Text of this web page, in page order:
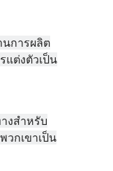
นการผลิต
ต่งตัวเป็น
งสําหรับ
วกเขาเป็น